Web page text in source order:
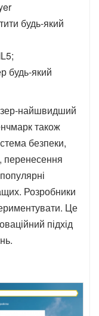
будь-який
будь-який
найшвидший
також
безпеки,
перенесення
Розробники
Це
підхід